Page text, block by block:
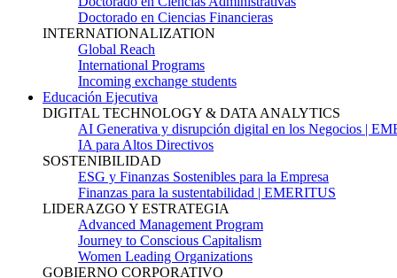
Doctorado en Ciencias Financieras
INTERNATIONALIZATION
Global Reach
International Programs
Incoming exchange students
Educación Ejecutiva
DIGITAL TECHNOLOGY & DATA ANALYTICS
AI Generativa y disrupción digital en los Negocios |
IA para Altos Directivos
SOSTENIBILIDAD
ESG y Finanzas Sostenibles para la Empresa
Finanzas para la sustentabilidad | EMERITUS
LIDERAZGO Y ESTRATEGIA
Advanced Management Program
Journey to Conscious Capitalism
Women Leading Organizations
GOBIERNO CORPORATIVO